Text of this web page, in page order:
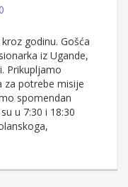
godinu. Gošća
iz Ugande,
Prikupljamo
za potrebe misije
spomendan
u 7:30 i 18:30